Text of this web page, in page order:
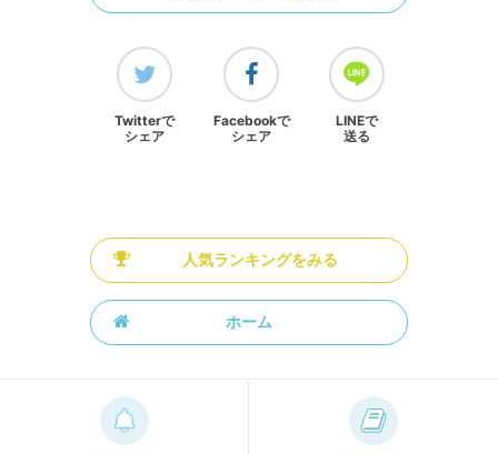
Twitterで
シェア
Facebookで
シェア
LINEで
送る
人気ランキングをみる
ホーム